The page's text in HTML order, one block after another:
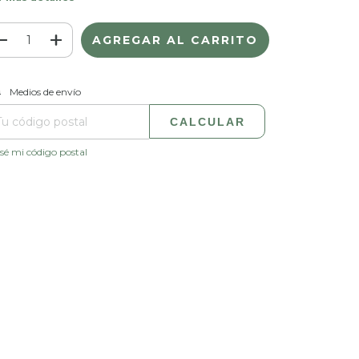
para el CP:
Medios de envío
CALCULAR
mi código postal